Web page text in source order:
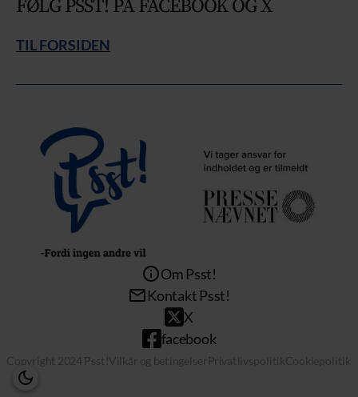
FØLG PSST! PÅ FACEBOOK OG X
TIL FORSIDEN
Om Psst!
Kontakt Psst!
X
facebook
Copyright 2024 Psst!Vilkår og betingelser Privatlivspolitik Cookiepolitik